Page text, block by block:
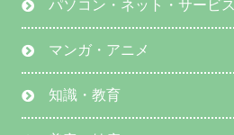
パソコン・ネット・サービス
マンガ・アニメ
知識・教育